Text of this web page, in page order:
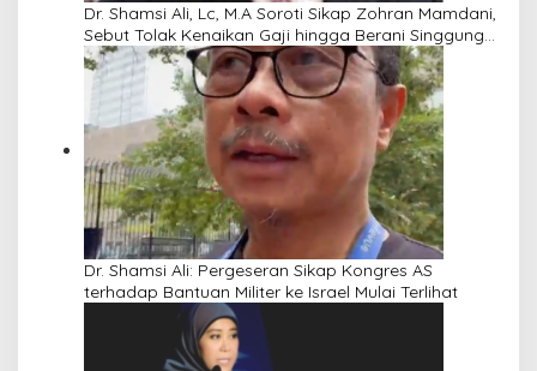
Dr. Shamsi Ali, Lc, M.A Soroti Sikap Zohran Mamdani,
Sebut Tolak Kenaikan Gaji hingga Berani Singgung
Netanyahu
Dr. Shamsi Ali: Pergeseran Sikap Kongres AS
terhadap Bantuan Militer ke Israel Mulai Terlihat